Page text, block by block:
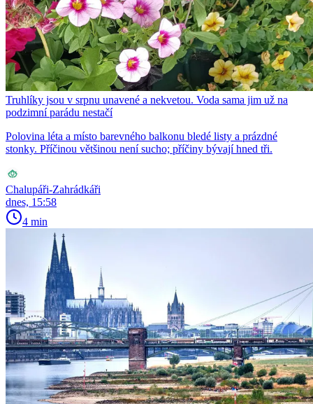
Truhlíky jsou v srpnu unavené a nekvetou. Voda sama jim už na
podzimní parádu nestačí
Polovina léta a místo barevného balkonu bledé listy a prázdné
stonky. Příčinou většinou není sucho; příčiny bývají hned tři.
Chalupáři-Zahrádkáři
dnes, 15:58
4 min